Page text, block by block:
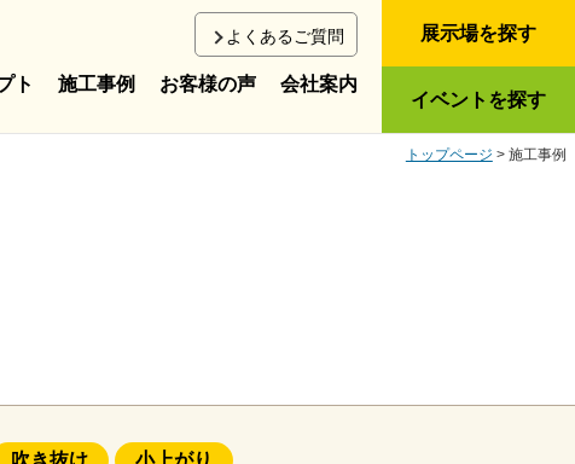
よくあるご質問
ト 施工事例 お客様の声 会社案内
展示場を探す
イベントを探す
トップページ > 施工事例